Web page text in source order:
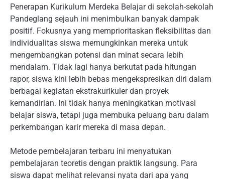
Penerapan Kurikulum Merdeka Belajar di sekolah-sekolah
Pandeglang sejauh ini menimbulkan banyak dampak
positif. Fokusnya yang memprioritaskan fleksibilitas dan
individualitas siswa memungkinkan mereka untuk
mengembangkan potensi dan minat secara lebih
mendalam. Tidak lagi hanya berkutat pada hitungan
rapor, siswa kini lebih bebas mengekspresikan diri dalam
berbagai kegiatan ekstrakurikuler dan proyek
kemandirian. Ini tidak hanya meningkatkan motivasi
belajar siswa, tetapi juga membuka peluang baru dalam
perkembangan karir mereka di masa depan.
Metode pembelajaran terbaru ini menyatukan
pembelajaran teoretis dengan praktik langsung. Para
siswa dapat melihat relevansi nyata dari apa yang